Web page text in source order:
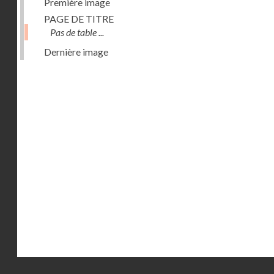
PAGE DE TITRE
Pas de table ...
Dernière image